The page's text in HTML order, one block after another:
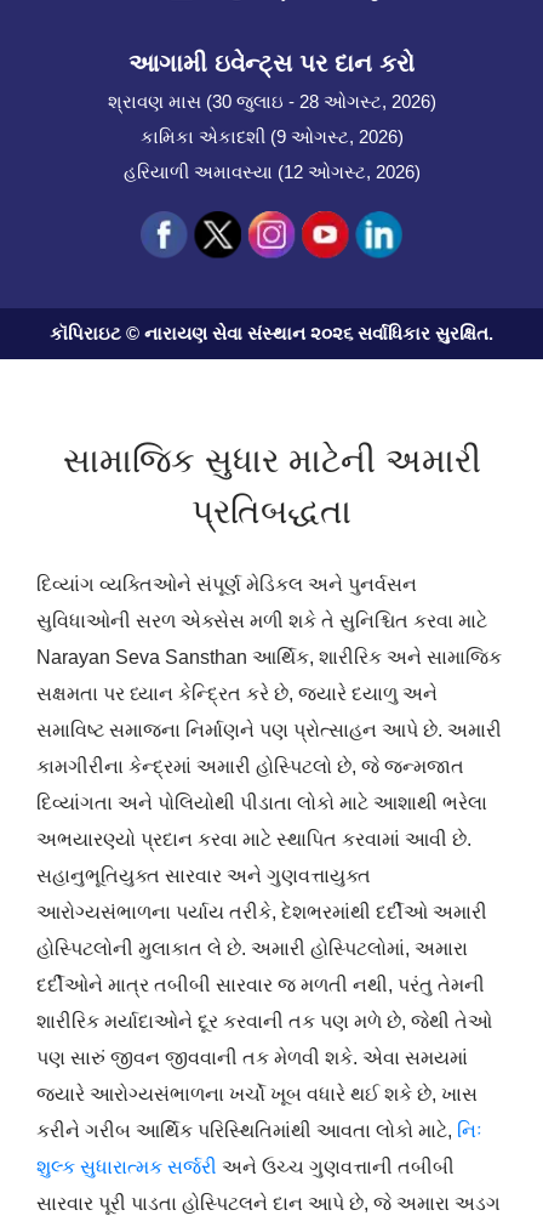
આગામી ઇવેન્ટ્સ પર દાન કરો
શ્રાવણ માસ (30 જુલાઇ - 28 ઓગસ્ટ, 2026)
કામિકા એકાદશી (9 ઓગસ્ટ, 2026)
હરિયાળી અમાવસ્યા (12 ઓગસ્ટ, 2026)
કૉપિરાઇટ © નારાયણ સેવા સંસ્થાન ૨૦૨૬ સર્વાધિકાર સુરક્ષિત.
સામાજિક સુધાર માટેની અમારી
પ્રતિબદ્ધતા
દિવ્યાંગ વ્યક્તિઓને સંપૂર્ણ મેડિકલ અને પુનર્વસન
સુવિધાઓની સરળ એક્સેસ મળી શકે તે સુનિશ્ચિત કરવા માટે
Narayan Seva Sansthan આર્થિક, શારીરિક અને સામાજિક
સક્ષમતા પર ધ્યાન કેન્દ્રિત કરે છે, જ્યારે દયાળુ અને
સમાવિષ્ટ સમાજના નિર્માણને પણ પ્રોત્સાહન આપે છે. અમારી
કામગીરીના કેન્દ્રમાં અમારી હોસ્પિટલો છે, જે જન્મજાત
દિવ્યાંગતા અને પોલિયોથી પીડાતા લોકો માટે આશાથી ભરેલા
અભયારણ્યો પ્રદાન કરવા માટે સ્થાપિત કરવામાં આવી છે.
સહાનુભૂતિયુક્ત સારવાર અને ગુણવત્તાયુક્ત
આરોગ્યસંભાળના પર્યાય તરીકે, દેશભરમાંથી દર્દીઓ અમારી
હોસ્પિટલોની મુલાકાત લે છે. અમારી હોસ્પિટલોમાં, અમારા
દર્દીઓને માત્ર તબીબી સારવાર જ મળતી નથી, પરંતુ તેમની
શારીરિક મર્યાદાઓને દૂર કરવાની તક પણ મળે છે, જેથી તેઓ
પણ સારું જીવન જીવવાની તક મેળવી શકે. એવા સમયમાં
જ્યારે આરોગ્યસંભાળના ખર્ચો ખૂબ વધારે થઈ શકે છે, ખાસ
કરીને ગરીબ આર્થિક પરિસ્થિતિમાંથી આવતા લોકો માટે, નિઃ
શુલ્ક સુધારાત્મક સર્જરી અને ઉચ્ચ ગુણવત્તાની તબીબી
સારવાર પૂરી પાડતા હોસ્પિટલને દાન આપે છે, જે અમારા અડગ